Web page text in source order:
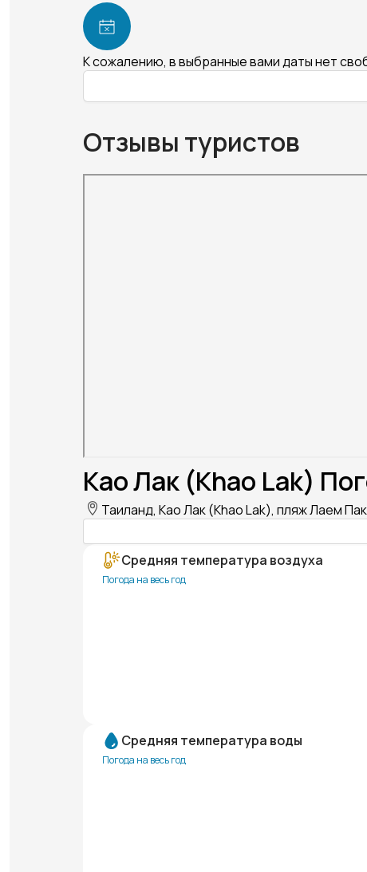
К сожалению, в выбранные вами даты нет
Отзывы туристов
Као Лак (Khao Lak)
Таиланд, Као Лак (Khao Lak), пляж Лаем
Средняя температура воздуха
Погода на весь год
Средняя температура воды
Погода на весь год